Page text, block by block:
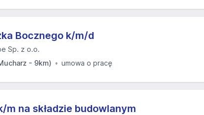
Bocznego k/m/d
Sp. z o.o.
- 9km)
umowa o pracę
m na składzie budowlanym